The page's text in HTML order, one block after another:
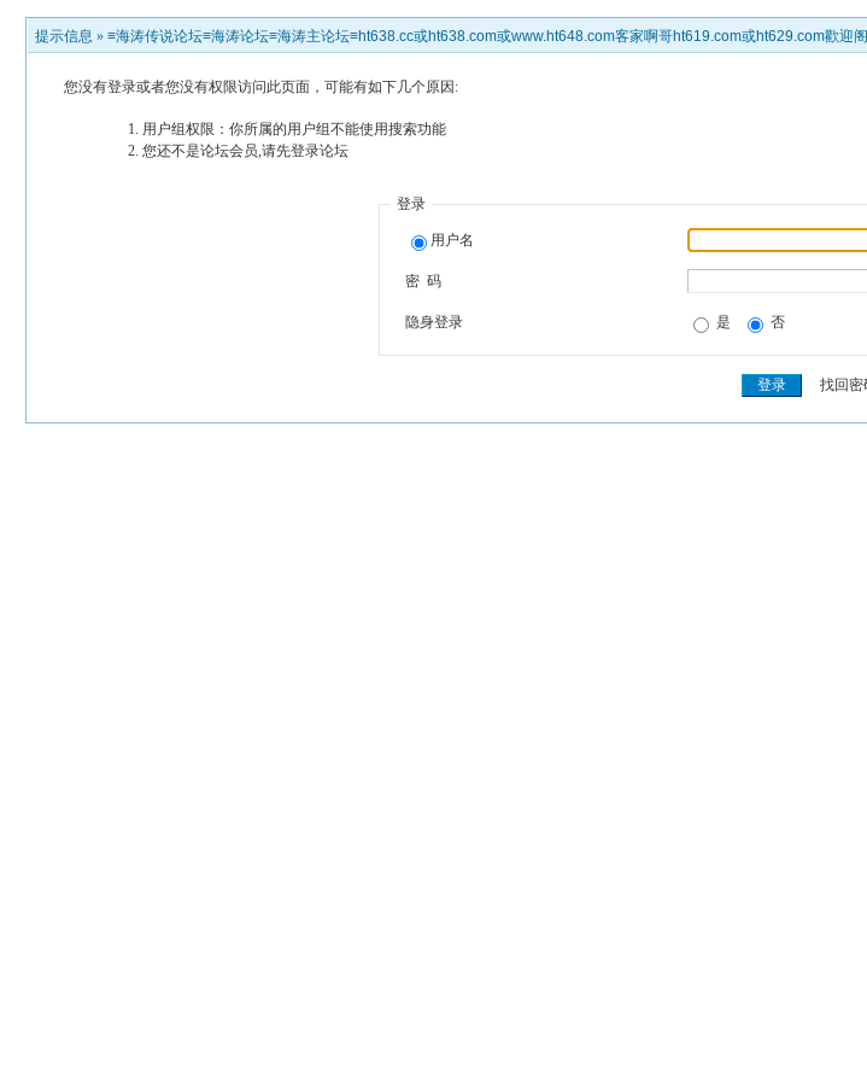
提示信息 » ≡海涛传说论坛≡海涛论坛≡海涛主论坛≡ht638.cc或ht638.com或www.ht648.com客家啊哥ht619.com或ht629.com歡迎
您没有登录或者您没有权限访问此页面，可能有如下几个原因:
用户组权限：你所属的用户组不能使用搜索功能
您还不是论坛会员,请先登录论坛
登录
用户名
密 码
隐身登录 是 否
找回密